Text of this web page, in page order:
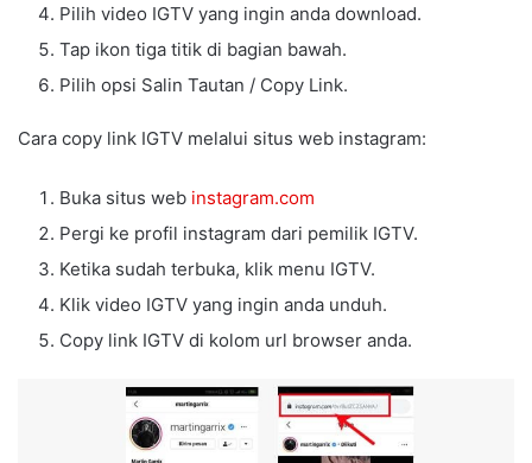
Pilih video IGTV yang ingin anda download.
Tap ikon tiga titik di bagian bawah.
Pilih opsi Salin Tautan / Copy Link.
Cara copy link IGTV melalui situs web instagram:
Buka situs web instagram.com
Pergi ke profil instagram dari pemilik IGTV.
Ketika sudah terbuka, klik menu IGTV.
Klik video IGTV yang ingin anda unduh.
Copy link IGTV di kolom url browser anda.